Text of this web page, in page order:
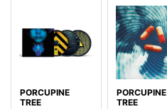
PORCUPINE
TREE
PORCUPINE
TREE